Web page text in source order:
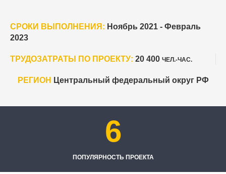
СРОКИ ВЫПОЛНЕНИЯ: Ноябрь 2021 - Февраль
2023
ТРУДОЗАТРАТЫ ПО ПРОЕКТУ: 20 400 ЧЕЛ.-ЧАС.
РЕГИОН Центральный федеральный округ РФ
6
ПОПУЛЯРНОСТЬ ПРОЕКТА